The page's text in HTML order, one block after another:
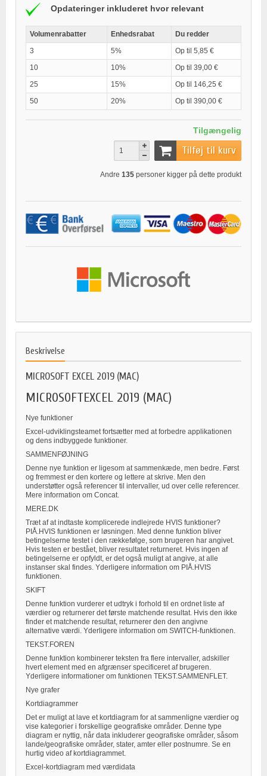
Opdateringer inkluderet hvor relevant
Volumenrabatter Enhedsrabat
Du redder
3
5%
Op til 5,85 €
10
10%
Op til 39,00 €
25
15%
Op til 146,25 €
50
20% Op til 390,00 €
Tilgængelig
Tilføj til kurv
Andre 135 personer kigger på dette produkt
Beskrivelse
MICROSOFT EXCEL 2019 (MAC)
MICROSOFTEXCEL 2019 (MAC)
Nye funktioner
Excel-udviklingsteamet fortsætter med at forbedre applikationen
og dens indbyggede funktioner.
SAMMENFØJNING
Denne nye funktion er ligesom at sammenkæde, men bedre. Først
og fremmest er den kortere og lettere at skrive. Men den
understøtter også referencer til intervaller, ud over celle referencer.
Mere information om Concat.
MERE.DK
Træt af at indtaste komplicerede indlejrede HVIS funktioner?
PIÅ.HVIS funktionen er løsningen. Med denne funktion bliver
betingelserne testet i den rækkefølge, som brugeren har angivet.
Hvis testen er bestået, bliver resultatet returneret. Hvis ingen af
betingelserne er opfyldt, er det også muligt at angive, at alle
instanser skal findes. Yderligere information om PIÅ.HVIS
funktionen.
SKIFT
Denne funktion vurderer et udtryk i forhold til en ordnet liste af
værdier og returnerer det første matchende resultat. Hvis den ikke
finder et matchende resultat, returnerer den den angivne
alternative værdi. Yderligere information om SWITCH-funktionen.
TEKST.FOREN
Denne funktion kombinerer teksten fra flere intervaller, adskiller
hvert element med en afgrænser specificeret af brugeren.
Yderligere informationer om funktionen TEKST.SAMMENFLET.
Nye grafer
Kortdiagrammer
Det er muligt at lave et kortdiagram for at sammenligne værdier og
vise kategorier i forskellige geografiske områder. Denne type
diagram er nyttig, når data inkluderer geografiske områder, såsom
lande/geografiske områder, stater, amter eller postnumre. Se en
hurtig video af kortdiagrammet.
Excel-kortdiagram med værdidata